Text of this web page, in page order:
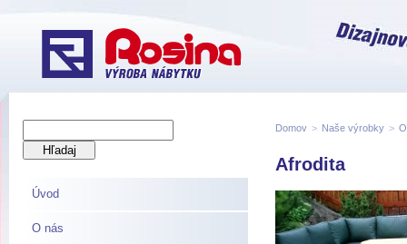
Úvod
O nás
Domov > Naše výrobky >
Afrodita